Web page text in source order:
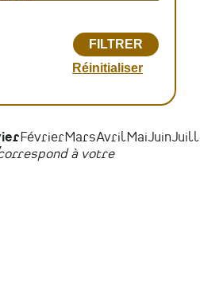
Février MarsAvrilMaiJuin
à votre